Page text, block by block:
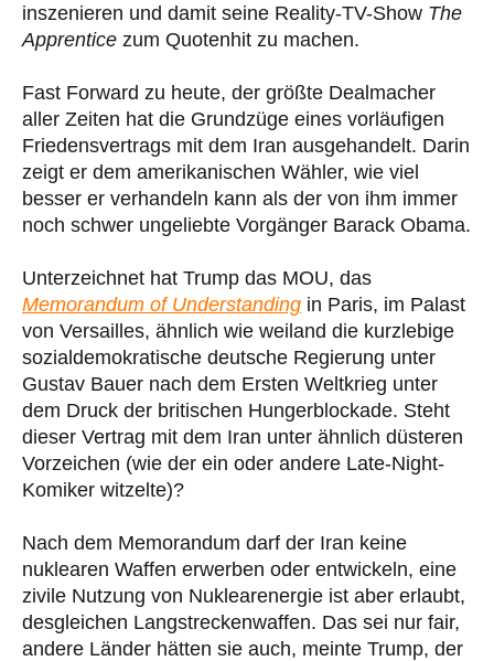
inszenieren und damit seine Reality-TV-Show The
Apprentice zum Quotenhit zu machen.
Fast Forward zu heute, der größte Dealmacher
aller Zeiten hat die Grundzüge eines vorläufigen
Friedensvertrags mit dem Iran ausgehandelt. Darin
zeigt er dem amerikanischen Wähler, wie viel
besser er verhandeln kann als der von ihm immer
noch schwer ungeliebte Vorgänger Barack Obama.
Unterzeichnet hat Trump das MOU, das
Memorandum of Understanding in Paris, im Palast
von Versailles, ähnlich wie weiland die kurzlebige
sozialdemokratische deutsche Regierung unter
Gustav Bauer nach dem Ersten Weltkrieg unter
dem Druck der britischen Hungerblockade. Steht
dieser Vertrag mit dem Iran unter ähnlich düsteren
Vorzeichen (wie der ein oder andere Late-Night-
Komiker witzelte)?
Nach dem Memorandum darf der Iran keine
nuklearen Waffen erwerben oder entwickeln, eine
zivile Nutzung von Nuklearenergie ist aber erlaubt,
desgleichen Langstreckenwaffen. Das sei nur fair,
andere Länder hätten sie auch, meinte Trump, der